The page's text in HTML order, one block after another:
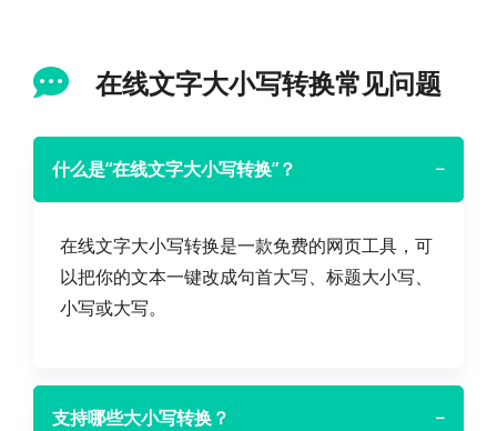
在线文字大小写转换常见问题
什么是“在线文字大小写转换”？ −
在线文字大小写转换是一款免费的网页工具，可
以把你的文本一键改成句首大写、标题大小写、
小写或大写。
支持哪些大小写转换？ −